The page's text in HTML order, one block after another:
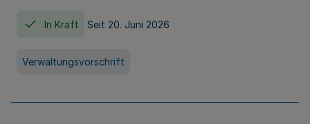
In Kraft Seit 20. Juni 2026
Verwaltungsvorschrift